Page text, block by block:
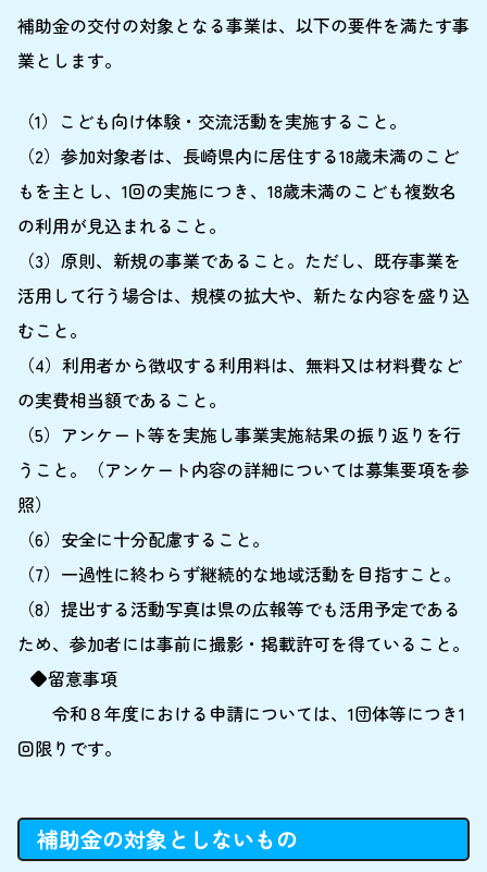
補助金の交付の対象となる事業は、以下の要件を満たす事
業とします。
（1）こども向け体験・交流活動を実施すること。
（2）参加対象者は、長崎県内に居住する18歳未満のこど
もを主とし、1回の実施につき、18歳未満のこども複数名
の利用が見込まれること。
（3）原則、新規の事業であること。ただし、既存事業を
活用して行う場合は、規模の拡大や、新たな内容を盛り込
むこと。
（4）利用者から徴収する利用料は、無料又は材料費など
の実費相当額であること。
（5）アンケート等を実施し事業実施結果の振り返りを行
うこと。（アンケート内容の詳細については募集要項を参
照）
（6）安全に十分配慮すること。
（7）一過性に終わらず継続的な地域活動を目指すこと。
（8）提出する活動写真は県の広報等でも活用予定である
ため、参加者には事前に撮影・掲載許可を得ていること。
◆留意事項
令和８年度における申請については、1団体等につき1
回限りです。
補助金の対象としないもの